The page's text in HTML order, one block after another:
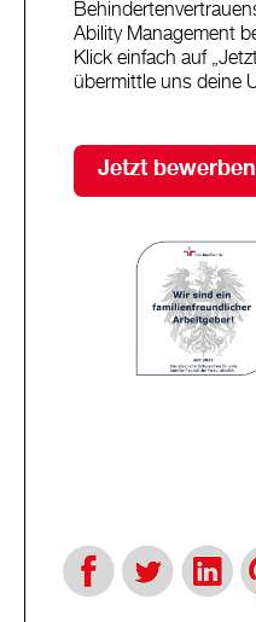
Ability Management
Klick einfach auf
übermittle uns deine
Jetzt